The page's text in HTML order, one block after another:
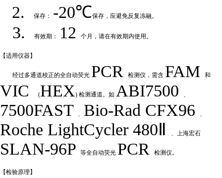
2.保存： -20℃保存，应避免反复冻融。
3. 有效期： 12 个月，请在有效期内使用 。
【适用仪器】
经过多通道校正的全自动荧光 PCR 检测仪，需含 FAM 和
VIC(HEX) 检测通道。如ABI7500 、
7500FAST 、 Bio-Rad CFX96 、
Roche LightCycler 480Ⅱ 、上海宏石
SLAN-96P等全自动荧光 PCR检测仪。
【检验原理】